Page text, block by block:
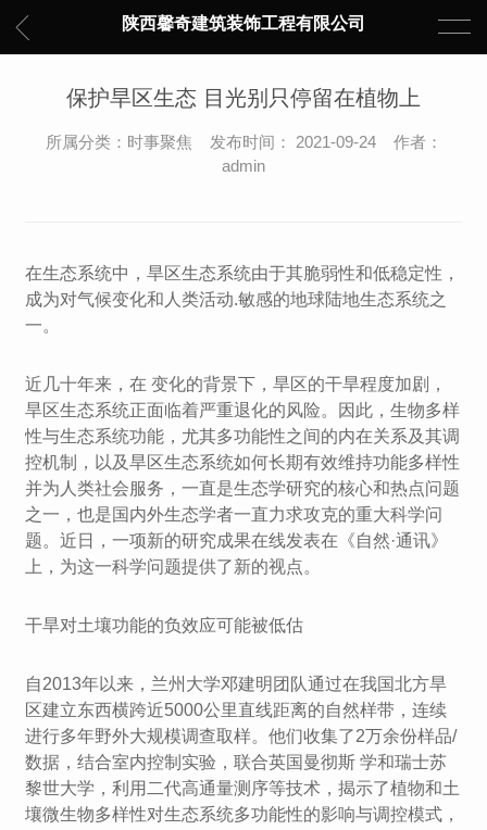
陕西馨奇建筑装饰工程有限公司
保护旱区生态 目光别只停留在植物上
所属分类：时事聚焦 发布时间： 2021-09-24 作者：
admin
在生态系统中，旱区生态系统由于其脆弱性和低稳定性，
成为对气候变化和人类活动.敏感的地球陆地生态系统之
一。
近几十年来，在 变化的背景下，旱区的干旱程度加剧，
旱区生态系统正面临着严重退化的风险。因此，生物多样
性与生态系统功能，尤其多功能性之间的内在关系及其调
控机制，以及旱区生态系统如何长期有效维持功能多样性
并为人类社会服务，一直是生态学研究的核心和热点问题
之一，也是国内外生态学者一直力求攻克的重大科学问
题。近日，一项新的研究成果在线发表在《自然·通讯》
上，为这一科学问题提供了新的视点。
干旱对土壤功能的负效应可能被低估
自2013年以来，兰州大学邓建明团队通过在我国北方旱
区建立东西横跨近5000公里直线距离的自然样带，连续
进行多年野外大规模调查取样。他们收集了2万余份样品/
数据，结合室内控制实验，联合英国曼彻斯 学和瑞士苏
黎世大学，利用二代高通量测序等技术，揭示了植物和土
壤微生物多样性对生态系统多功能性的影响与调控模式，